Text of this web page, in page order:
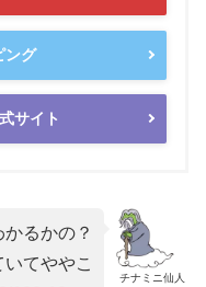
ング
サイト
チナミニ仙人
るかの？
てややこ